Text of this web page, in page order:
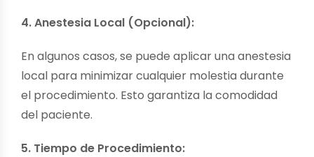
4. Anestesia Local (Opcional):
En algunos casos, se puede aplicar una anestesia
local para minimizar cualquier molestia durante
el procedimiento. Esto garantiza la comodidad
del paciente.
5. Tiempo de Procedimiento: